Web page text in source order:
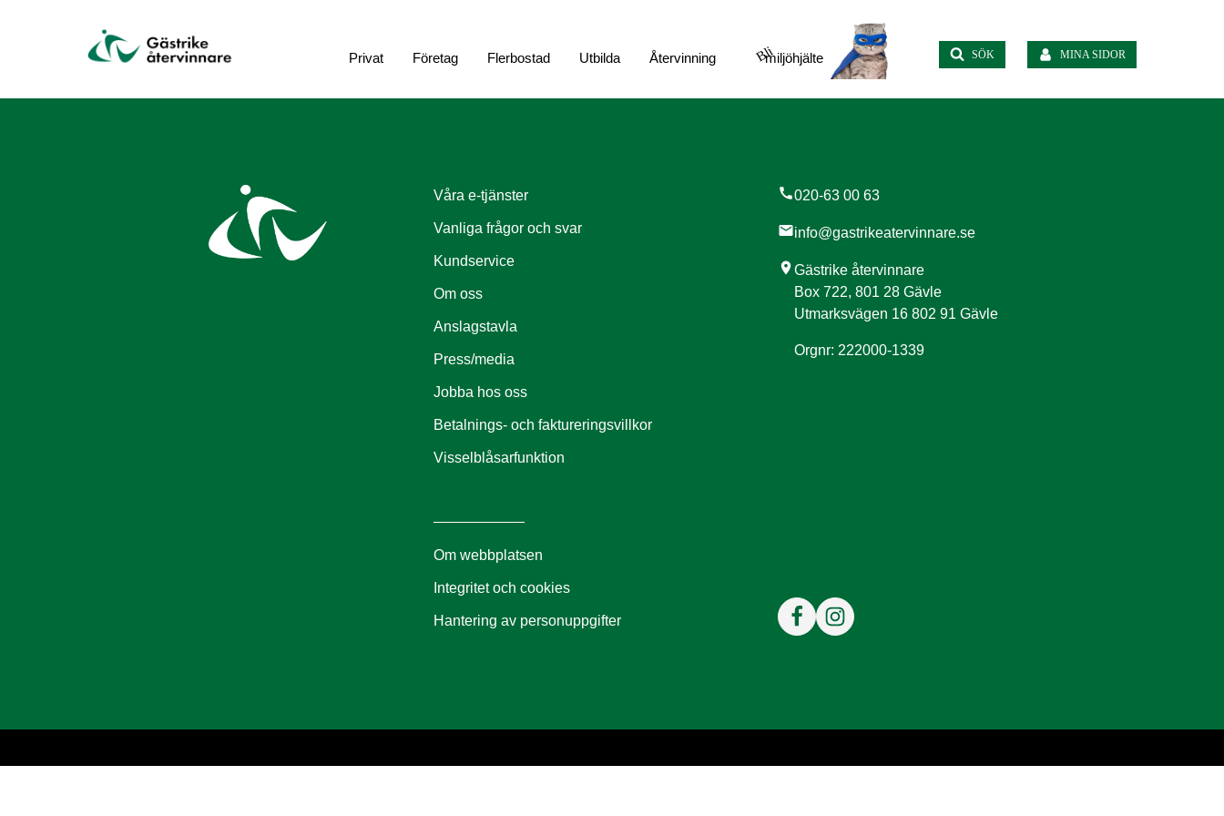
Privat Företag Flerbostad Utbilda Återvinning Blimiljöhjälte SÖK MINA SIDOR
Våra e-tjänster
Vanliga frågor och svar
Kundservice
Om oss
Anslagstavla
Press/media
Jobba hos oss
Betalnings- och faktureringsvillkor
Visselblåsarfunktion
Om webbplatsen
Integritet och cookies
Hantering av personuppgifter
call020-63 00 63
mailinfo@gastrikeatervinnare.se
location_onGästrike återvinnare
Box 722, 801 28 Gävle
Utmarksvägen 16 802 91 Gävle
Orgnr: 222000-1339